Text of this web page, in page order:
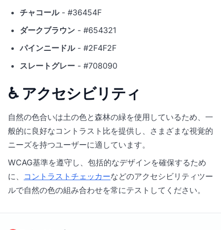
チャコール- #36454F
ダークブラウン - #654321
パインニードル- #2F4F2F
スレートグレー - #708090
♿ アクセシビリティ
自然の色合いは土の色と森林の緑を使用しているため、一
般的に良好なコントラスト比を提供し、さまざまな視覚的
ニーズを持つユーザーに適しています。
WCAG基準を遵守し、包括的なデザインを確保するため
に、 コントラストチェッカーなどのアクセシビリティツー
ルで自然の色の組み合わせを常にテストしてください。